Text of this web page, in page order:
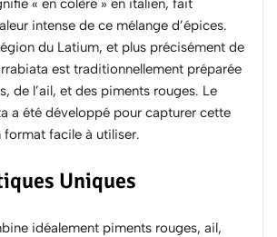
intense de ce mélange d’épices.
du Latium, et plus précisément de
est traditionnellement préparée
de l’ail, et des piments rouges. Le
a été développé pour capturer cette
facile à utiliser.
Uniques
idéalement piments rouges, ail,